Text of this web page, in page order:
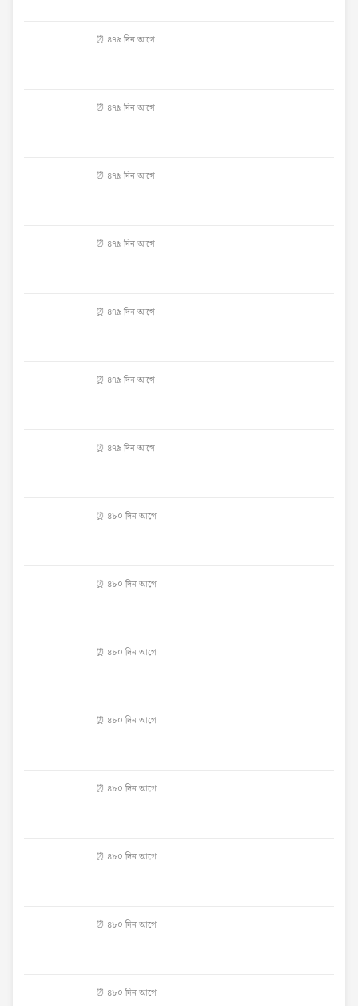
⏰ ৪৭৯ দিন আগে
⏰ ৪৭৯ দিন আগে
⏰ ৪৭৯ দিন আগে
⏰ ৪৭৯ দিন আগে
⏰ ৪৭৯ দিন আগে
⏰ ৪৭৯ দিন আগে
⏰ ৪৭৯ দিন আগে
⏰ ৪৮০ দিন আগে
⏰ ৪৮০ দিন আগে
⏰ ৪৮০ দিন আগে
⏰ ৪৮০ দিন আগে
⏰ ৪৮০ দিন আগে
⏰ ৪৮০ দিন আগে
⏰ ৪৮০ দিন আগে
⏰ ৪৮০ দিন আগে